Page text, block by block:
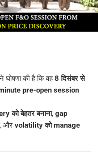
घोषणा की है कि वह8 दिसंबर से
pre-open session
को बेहतर बनाना, gap
और volatility को manage